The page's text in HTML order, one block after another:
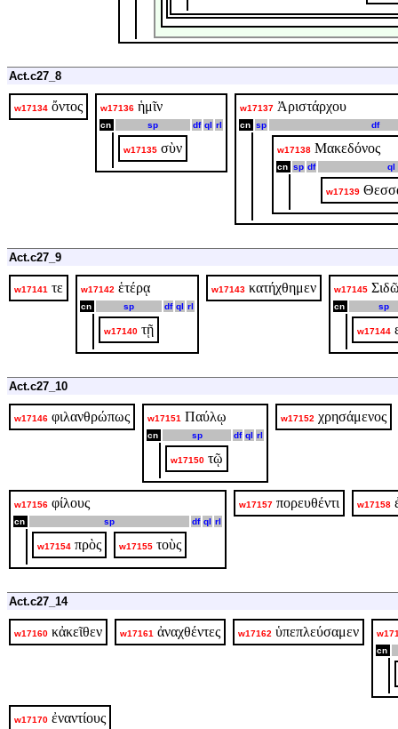
Act.c27_8
w17134 ὄντος w17136 ἡμῖν
cn sp df ql rl
w17135 σὺν
w17137 Ἀριστάρχου
cn sp df
w17138 Μακεδόνος
cn sp df ql
w17139
Act.c27_9
w17141 τε w17142 ἑτέρᾳ
cn sp df ql rl
w17140 τῇ
w17143 κατήχθημεν w17145
cn sp
w17144
Act.c27_10
w17146 φιλανθρώπως w17151 Παύλῳ
cn sp df ql rl
w17150 τῷ
w17152 χρησάμενος
w17156 φίλους
cn sp df ql rl
w17154 πρὸς w17155 τοὺς
w17157 πορευθέντι w17158
Act.c27_14
w17160 κἀκεῖθεν w17161 ἀναχθέντες w17162 ὑπεπλεύσαμεν
cn
w17170 ἐναντίους